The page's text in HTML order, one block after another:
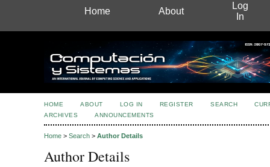
Home About
Log
In
HOME ABOUT LOG IN REGISTER SEARCH
ARCHIVES
ANNOUNCEMENTS
Home > Search > Author Details
Author Details